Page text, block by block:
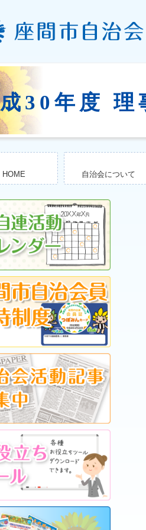
成30年度 理
尾
HOME 自治会について